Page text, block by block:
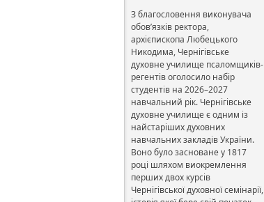
З благословення виконувача
обов’язків ректора,
архієпископа Любецького
Никодима, Чернігівське
духовне училище псаломщиків-
регентів оголосило набір
студентів на 2026–2027
навчальний рік. Чернігівське
духовне училище є одним із
найстаріших духовних
навчальних закладів України.
Воно було засноване у 1817
році шляхом виокремлення
перших двох курсів
Чернігівської духовної семінарії,